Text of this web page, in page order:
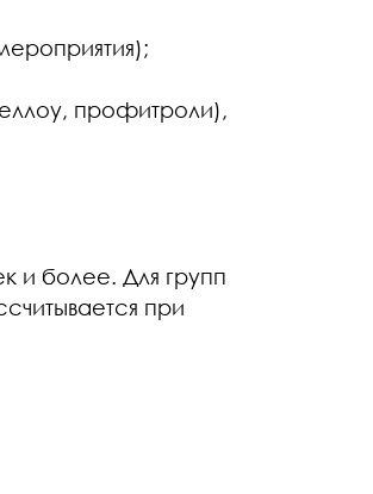
профитроли),
и более. Для групп
при